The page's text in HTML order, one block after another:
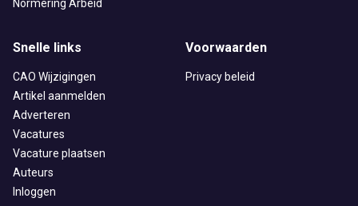
Normering Arbeid
Snelle links
CAO Wijzigingen
Artikel aanmelden
Adverteren
Vacatures
Vacature plaatsen
Auteurs
Inloggen
Voorwaarden
Privacy beleid